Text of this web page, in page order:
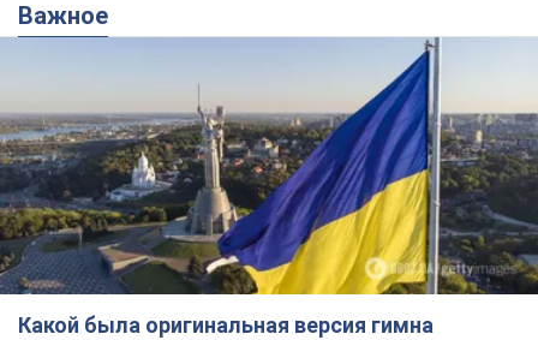
Важное
Какой была оригинальная версия гимна